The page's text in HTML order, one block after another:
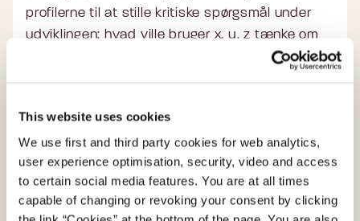
This website uses cookies
We use first and third party cookies for web analytics,
user experience optimisation, security, video and access
to certain social media features. You are at all times
capable of changing or revoking your consent by clicking
profilerne til at stille kritiske spørgsmål under
udviklingen; hvad ville bruger x, y, z tænke om
Brugerprofilerne som fælles referencepunkt
Profilerne kan være et godt udgangspunkt for fx
at brainstorme idéer til løsninger til en specifik
målgruppe. Brugerprofiler sikrer en fælles
forståelse og et sprog om en specifik målgruppe,